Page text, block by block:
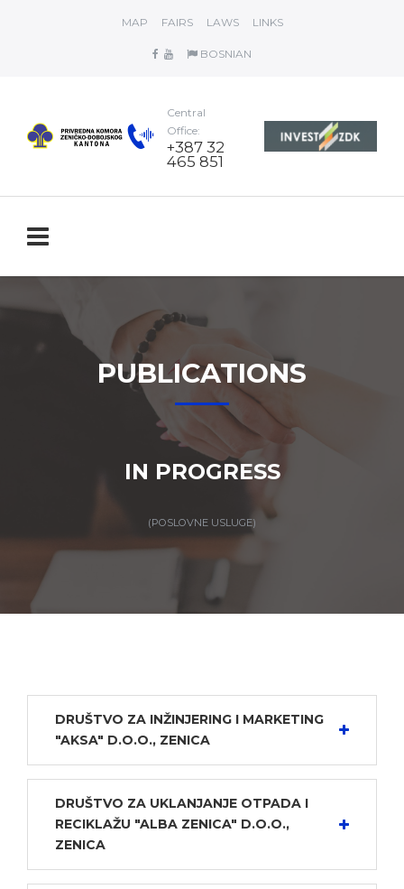
MAP FAIRS LAWS LINKS
BOSNIAN
Central
Office:
+387 32
465 851
PUBLICATIONS
IN PROGRESS
(POSLOVNE USLUGE)
DRUŠTVO ZA INŽINJERING I MARKETING
"AKSA" D.O.O., ZENICA
DRUŠTVO ZA UKLANJANJE OTPADA I
RECIKLAŽU "ALBA ZENICA" D.O.O.,
ZENICA